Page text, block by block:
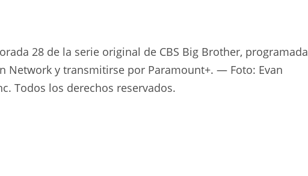
28 de la serie original de CBS Big Brother, programada
Network y transmitirse por Paramount+. — Foto: Evan
Todos los derechos reservados.